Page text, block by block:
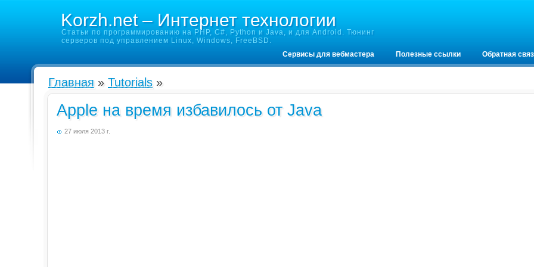
Korzh.net – Интернет технологии
Статьи по программированию на PHP, C#, Python и Java, и для Android. Тюнинг
серверов под управлением Linux, Windows, FreeBSD.
Сервисы для вебмастера
Полезные ссылки Обратная
Главная » Tutorials »
Apple на время избавилось от Java
27 июля 2013 г.